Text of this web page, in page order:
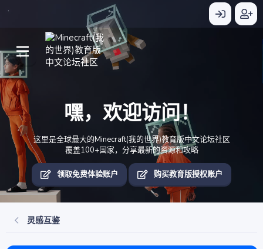
嘿，欢迎访问！
这里是全球最大的Minecraft(我的世界)教育版中文论坛社区
覆盖100+国家，分享最新的资源和攻略
领取免费体验账户 购买教育版授权账户
灵感互鉴